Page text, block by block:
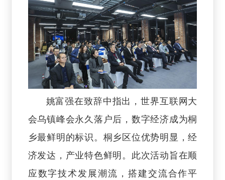
姚富强在致辞中指出，世界互联网大
会乌镇峰会永久落户后，数字经济成为桐
乡最鲜明的标识。桐乡区位优势明显，经
济发达，产业特色鲜明。此次活动旨在顺
应数字技术发展潮流，搭建交流合作平